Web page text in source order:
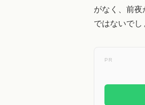
がなく、前
ではないでし
PR